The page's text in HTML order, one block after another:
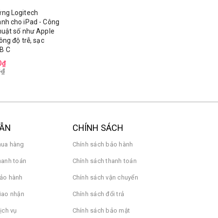
Logitech
cho iPad - Công
số như Apple
độ trễ, sạc
C
hàng
toán
hành
nhận
vụ
CHÍNH SÁCH
Chính sách bảo hành
Chính sách thanh toán
Chính sách vận chuyển
Chính sách đổi trả
Chính sách bảo mật